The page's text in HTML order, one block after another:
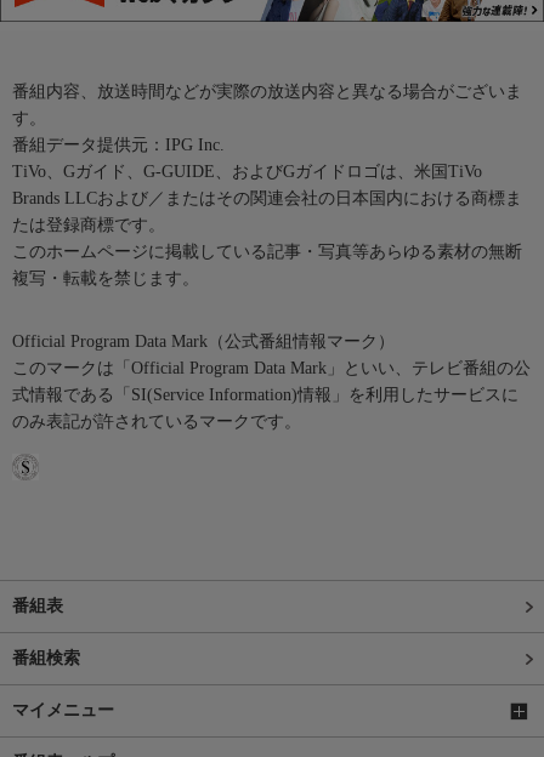
番組内容、放送時間などが実際の放送内容と異なる場合がございま
す。
番組データ提供元：IPG Inc.
TiVo、Gガイド、G-GUIDE、およびGガイドロゴは、米国TiVo
Brands LLCおよび／またはその関連会社の日本国内における商標ま
たは登録商標です。
このホームページに掲載している記事・写真等あらゆる素材の無断
複写・転載を禁じます。
Official Program Data Mark（公式番組情報マーク）
このマークは「Official Program Data Mark」といい、テレビ番組の公
式情報である「SI(Service Information)情報」を利用したサービスに
のみ表記が許されているマークです。
番組表
番組検索
マイメニュー